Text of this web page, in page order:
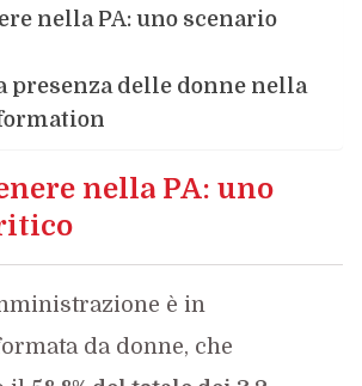
nella PA: uno scenario
presenza delle donne nella
nella PA: uno
è in
da donne, che